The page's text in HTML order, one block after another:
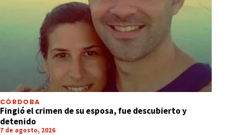
CÓRDOBA
Fingió el crimen de su esposa, fue descubierto y
detenido
7 de agosto, 2026